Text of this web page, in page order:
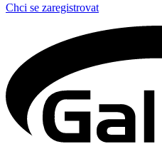
Chci se zaregistrovat